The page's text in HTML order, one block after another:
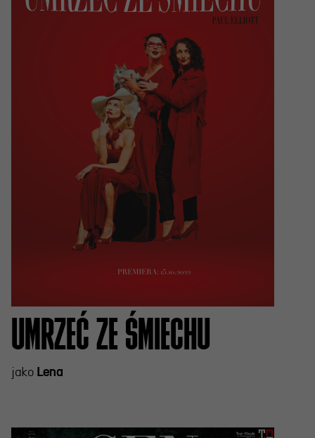
UMRZEĆ ZE ŚMIECHU
jako Lena